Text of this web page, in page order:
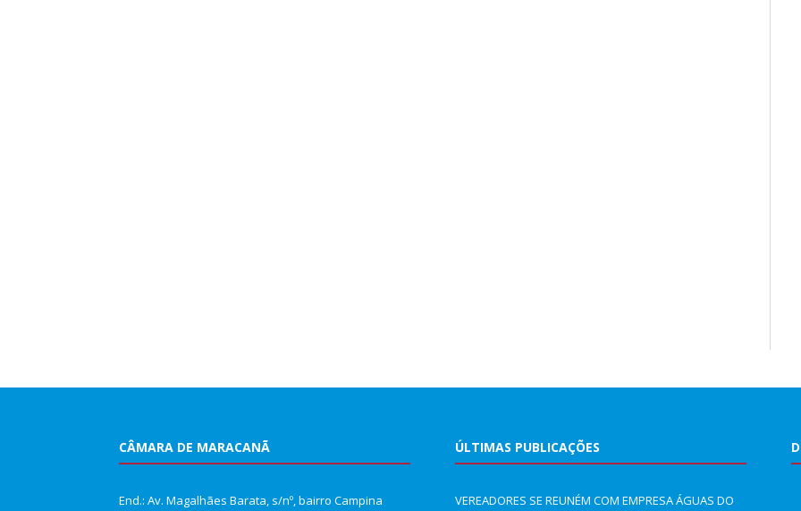
CÂMARA DE MARACANÃ
End.: Av. Magalhães Barata, s/nº, bairro Campina
ÚLTIMAS PUBLICAÇÕES
VEREADORES SE REUNÉM COM EMPRESA ÁGUAS DO